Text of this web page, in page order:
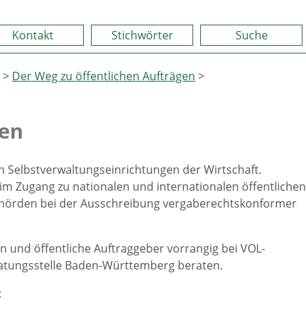
Kontakt Stichwörter Suche
> Der Weg zu öffentlichen Aufträgen >
Selbstverwaltungseinrichtungen der Wirtschaft.
Zugang zu nationalen und internationalen öffentlichen
bei der Ausschreibung vergaberechtskonformer
und öffentliche Auftraggeber vorrangig bei VOL-
Baden-Württemberg beraten.